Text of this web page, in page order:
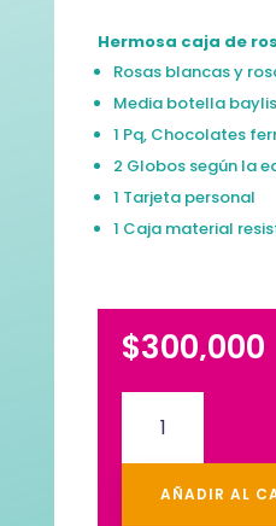
Hermosa caja de
Rosas blancas y
Media botella baylis
1 Pq, Chocolates
2 Globos según la
1 Tarjeta personal
1 Caja material
$300,000
rosas
chocolates
AÑADIR AL